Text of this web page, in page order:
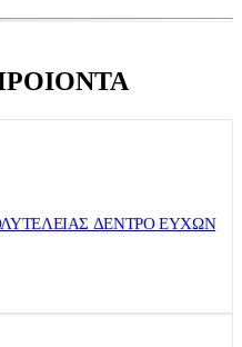
ΔΕΝΤΡΟ ΕΥΧΩΝ